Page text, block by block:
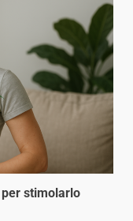
stimolarlo